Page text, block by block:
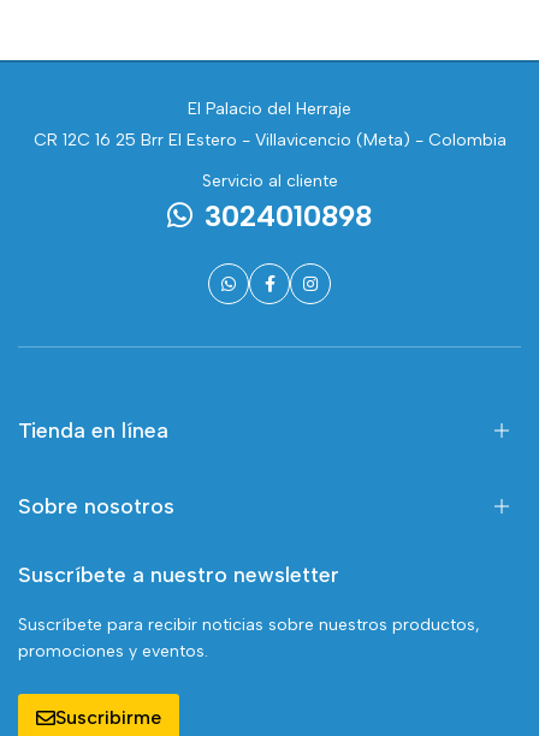
El Palacio del Herraje
CR 12C 16 25 Brr El Estero - Villavicencio (Meta) - Colombia
Servicio al cliente
3024010898
Tienda en línea
Sobre nosotros
Suscríbete a nuestro newsletter
Suscríbete para recibir noticias sobre nuestros productos,
promociones y eventos.
Suscribirme